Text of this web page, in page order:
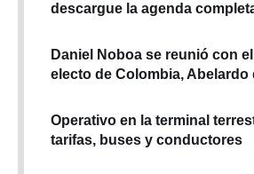
descargue la agenda
Daniel Noboa se reunió con
electo de Colombia, Abelardo
Operativo en la terminal
tarifas, buses y conductores